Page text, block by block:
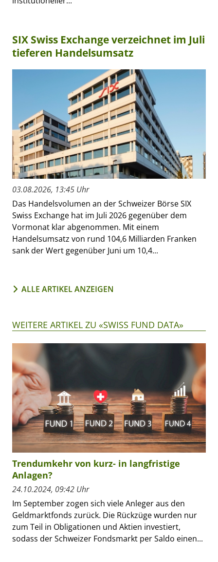
SIX Swiss Exchange verzeichnet im Juli
tieferen Handelsumsatz
03.08.2026, 13:45 Uhr
Das Handelsvolumen an der Schweizer Börse SIX
Swiss Exchange hat im Juli 2026 gegenüber dem
Vormonat klar abgenommen. Mit einem
Handelsumsatz von rund 104,6 Milliarden Franken
sank der Wert gegenüber Juni um 10,4...
ALLE ARTIKEL ANZEIGEN
WEITERE ARTIKEL ZU «SWISS FUND DATA»
Trendumkehr von kurz- in langfristige
Anlagen?
24.10.2024, 09:42 Uhr
Im September zogen sich viele Anleger aus den
Geldmarktfonds zurück. Die Rückzüge wurden nur
zum Teil in Obligationen und Aktien investiert,
sodass der Schweizer Fondsmarkt per Saldo einen...